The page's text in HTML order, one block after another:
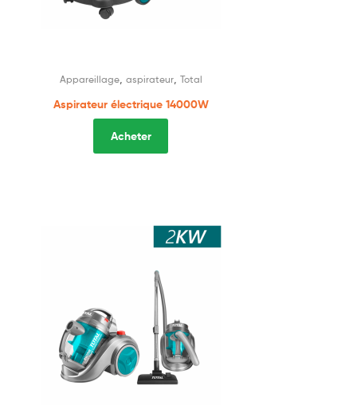
Appareillage, aspirateur, Total
Aspirateur électrique 14000W
Acheter